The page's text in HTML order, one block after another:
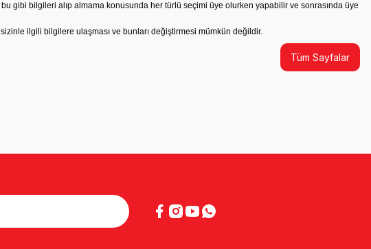
gibi bilgileri alıp almama konusunda her türlü seçimi üye olurken yapabilir ve sonrasında üye
ilgili bilgilere ulaşması ve bunları değiştirmesi mümkün değildir.
Tüm Sayfalar